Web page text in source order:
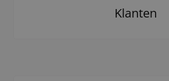
Klanten